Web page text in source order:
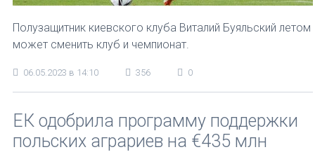
Полузащитник киевского клуба Виталий Буяльский летом
может сменить клуб и чемпионат.
06.05.2023 в 14:10 356 0
ЕК одобрила программу поддержки
польских аграриев на €435 млн